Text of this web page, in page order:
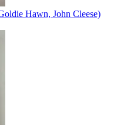
Hawn, John Cleese)